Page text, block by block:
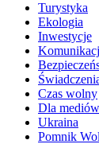
Turystyka
Ekologia
Inwestycje
Czas wolny
Dla mediów
Ukraina
Pomnik